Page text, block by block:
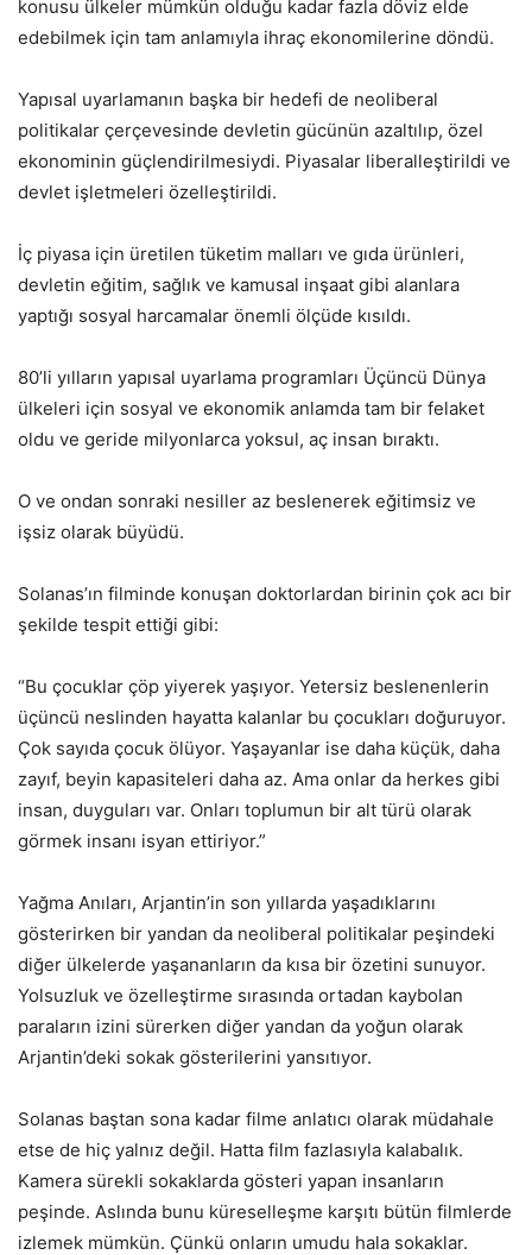
konusu ülkeler mümkün olduğu kadar fazla döviz elde
edebilmek için tam anlamıyla ihraç ekonomilerine döndü.
Yapısal uyarlamanın başka bir hedefi de neoliberal
politikalar çerçevesinde devletin gücünün azaltılıp, özel
ekonominin güçlendirilmesiydi. Piyasalar liberalleştirildi ve
devlet işletmeleri özelleştirildi.
İç piyasa için üretilen tüketim malları ve gıda ürünleri,
devletin eğitim, sağlık ve kamusal inşaat gibi alanlara
yaptığı sosyal harcamalar önemli ölçüde kısıldı.
80’li yılların yapısal uyarlama programları Üçüncü Dünya
ülkeleri için sosyal ve ekonomik anlamda tam bir felaket
oldu ve geride milyonlarca yoksul, aç insan bıraktı.
O ve ondan sonraki nesiller az beslenerek eğitimsiz ve
işsiz olarak büyüdü.
Solanas’ın filminde konuşan doktorlardan birinin çok acı bir
şekilde tespit ettiği gibi:
“Bu çocuklar çöp yiyerek yaşıyor. Yetersiz beslenenlerin
üçüncü neslinden hayatta kalanlar bu çocukları doğuruyor.
Çok sayıda çocuk ölüyor. Yaşayanlar ise daha küçük, daha
zayıf, beyin kapasiteleri daha az. Ama onlar da herkes gibi
insan, duyguları var. Onları toplumun bir alt türü olarak
görmek insanı isyan ettiriyor.”
Yağma Anıları, Arjantin’in son yıllarda yaşadıklarını
gösterirken bir yandan da neoliberal politikalar peşindeki
diğer ülkelerde yaşananların da kısa bir özetini sunuyor.
Yolsuzluk ve özelleştirme sırasında ortadan kaybolan
paraların izini sürerken diğer yandan da yoğun olarak
Arjantin’deki sokak gösterilerini yansıtıyor.
Solanas baştan sona kadar filme anlatıcı olarak müdahale
etse de hiç yalnız değil. Hatta film fazlasıyla kalabalık.
Kamera sürekli sokaklarda gösteri yapan insanların
peşinde. Aslında bunu küreselleşme karşıtı bütün filmlerde
izlemek mümkün. Çünkü onların umudu hala sokaklar.